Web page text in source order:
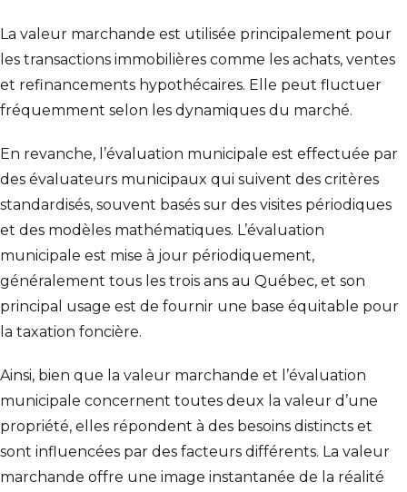
La valeur marchande est utilisée principalement pour
les transactions immobilières comme les achats, ventes
et refinancements hypothécaires. Elle peut fluctuer
fréquemment selon les dynamiques du marché.
En revanche, l’évaluation municipale est effectuée par
des évaluateurs municipaux qui suivent des critères
standardisés, souvent basés sur des visites périodiques
et des modèles mathématiques. L’évaluation
municipale est mise à jour périodiquement,
généralement tous les trois ans au Québec, et son
principal usage est de fournir une base équitable pour
la taxation foncière.
Ainsi, bien que la valeur marchande et l’évaluation
municipale concernent toutes deux la valeur d’une
propriété, elles répondent à des besoins distincts et
sont influencées par des facteurs différents. La valeur
marchande offre une image instantanée de la réalité